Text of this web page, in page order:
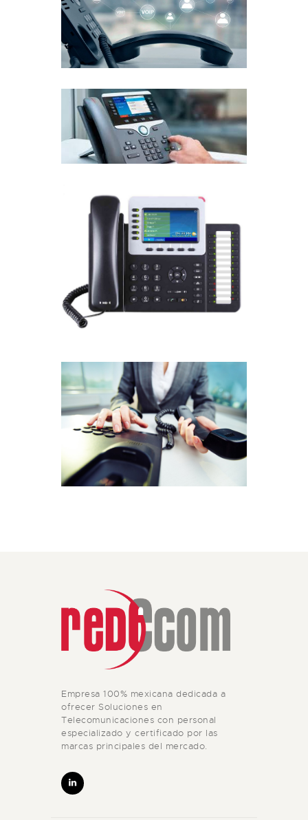
Empresa 100% mexicana dedicada a
ofrecer Soluciones en
Telecomunicaciones con personal
especializado y certificado por las
marcas principales del mercado.